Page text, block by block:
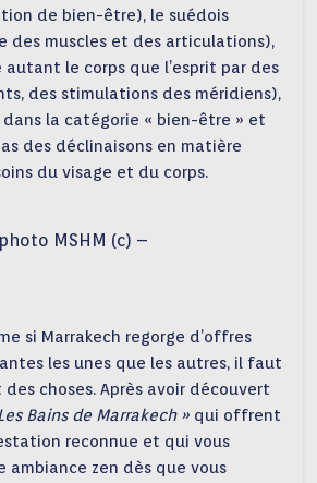
de bien-être), le suédois
des muscles et des articulations),
le corps que l’esprit par des
des stimulations des méridiens),
la catégorie « bien-être » et
des déclinaisons en matière
du visage et du corps.
photo MSHM (c) –
si Marrakech regorge d’offres
les unes que les autres, il faut
choses. Après avoir découvert
Bains de Marrakech » qui offrent
reconnue et qui vous
ambiance zen dès que vous